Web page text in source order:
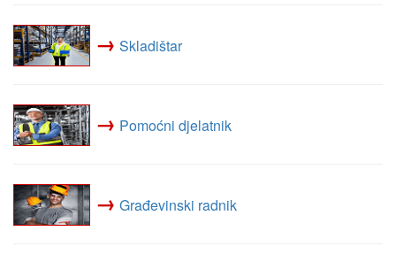
→ Skladištar
→ Pomoćni djelatnik
→ Građevinski radnik